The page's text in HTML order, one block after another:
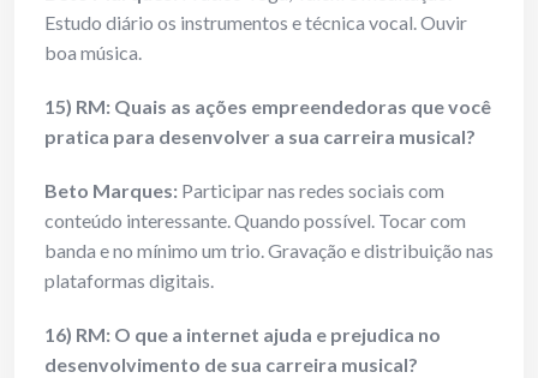
Estudo diário os instrumentos e técnica vocal. Ouvir
boa música.
15) RM: Quais as ações empreendedoras que você
pratica para desenvolver a sua carreira musical?
Beto Marques: Participar nas redes sociais com
conteúdo interessante. Quando possível. Tocar com
banda e no mínimo um trio. Gravação e distribuição nas
plataformas digitais.
16) RM: O que a internet ajuda e prejudica no
desenvolvimento de sua carreira musical?